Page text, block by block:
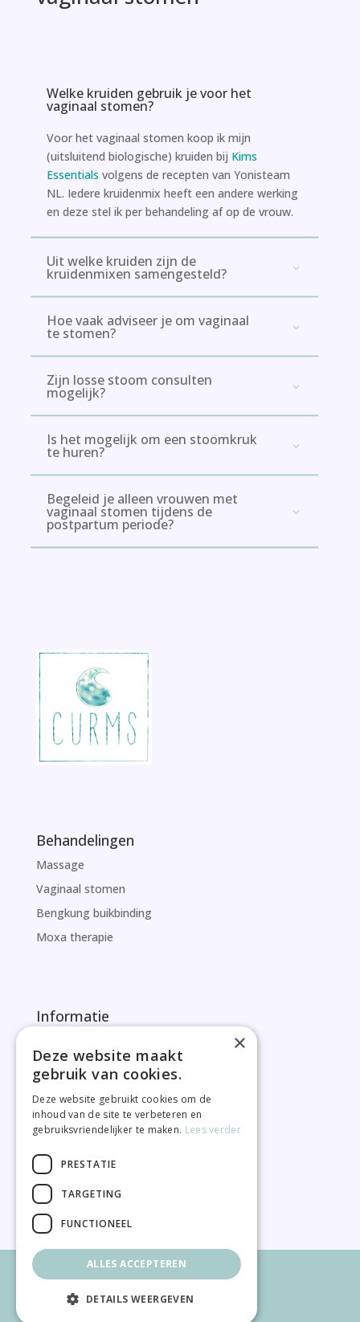
Welke kruiden gebruik je voor het
vaginaal stomen?
Voor het vaginaal stomen koop ik mijn
(uitsluitend biologische) kruiden bij Kims
Essentials volgens de recepten van Yonisteam
NL. Iedere kruidenmix heeft een andere werking
en deze stel ik per behandeling af op de vrouw.
Uit welke kruiden zijn de
kruidenmixen samengesteld?
Hoe vaak adviseer je om vaginaal
te stomen?
Zijn losse stoom consulten
mogelijk?
Is het mogelijk om een stoomkruk
te huren?
Begeleid je alleen vrouwen met
vaginaal stomen tijdens de
postpartum periode?
Behandelingen
Massage
Vaginaal stomen
Bengkung buikbinding
Moxa therapie
Informatie
Goed om te weten
Algemene voorwaarden
×
Deze website maakt
gebruik van cookies.
Deze website gebruikt cookies om de
inhoud van de site te verbeteren en
gebruiksvriendelijker te maken. Lees verder
PRESTATIE
TARGETING
FUNCTIONEEL
ALLES ACCEPTEREN
DETAILS WEERGEVEN